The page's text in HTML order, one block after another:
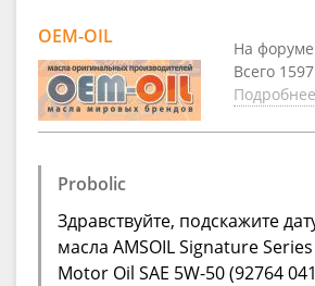
OEM-OIL
На форуме
Всего
Подробнее
Probolic
Здравствуйте, подскажите
масла AMSOIL Signature
Motor Oil SAE 5W-50 (92764